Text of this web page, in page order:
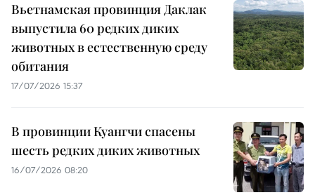
Вьетнамская провинция Даклак
выпустила 60 редких диких
животных в естественную среду
обитания
17/07/2026 15:37
В провинции Куангчи спасены
шесть редких диких животных
16/07/2026 08:20